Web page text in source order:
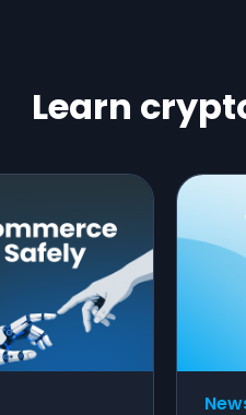
Learn